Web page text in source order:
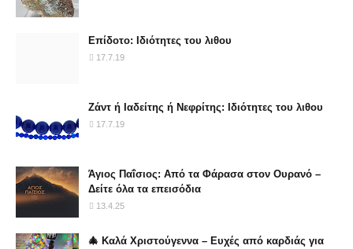
Επίδοτο: Ιδιότητες του λιθου
17.7.19
Ζάντ ή Ιαδείτης ή Νεφρίτης: Ιδιότητες του λιθου
17.7.19
Άγιος Παΐσιος: Από τα Φάρασα στον Ουρανό –
Δείτε όλα τα επεισόδια
13.4.25
🎄 Καλά Χριστούγεννα – Ευχές από καρδιάς για